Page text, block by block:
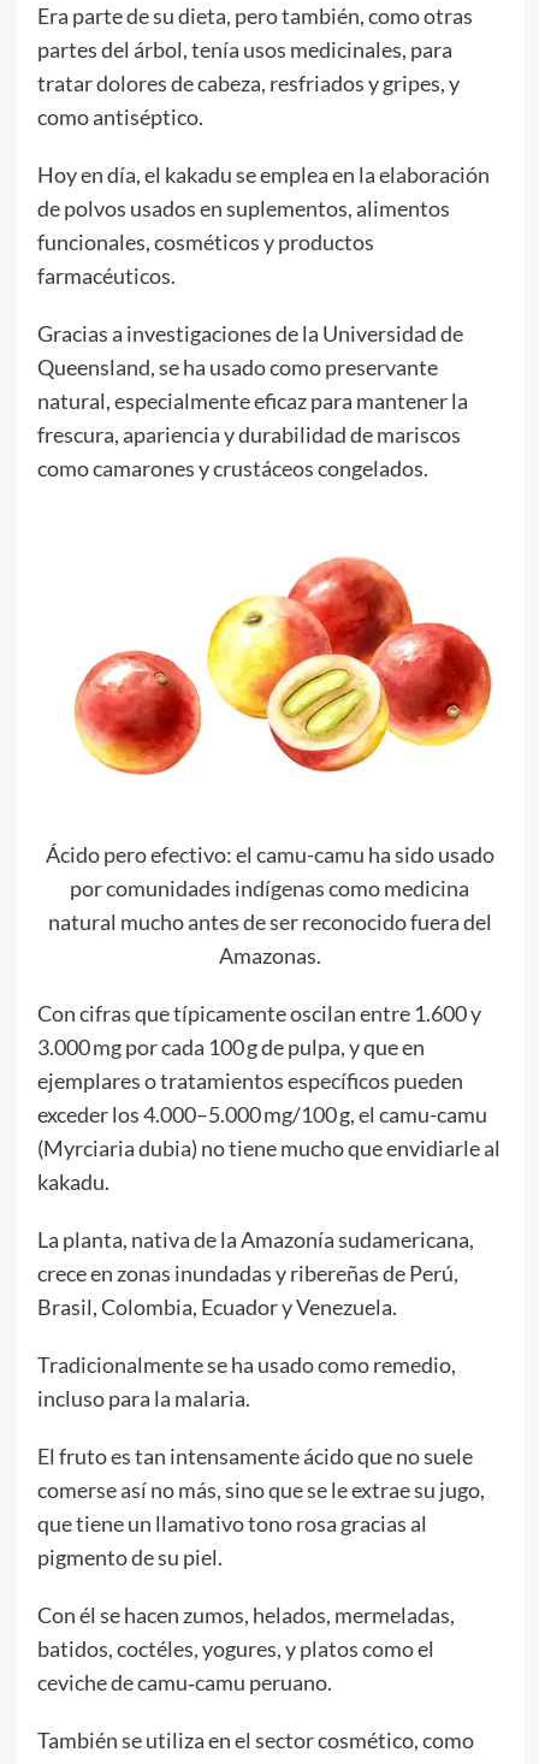
Era parte de su dieta, pero también, como otras
partes del árbol, tenía usos medicinales, para
tratar dolores de cabeza, resfriados y gripes, y
como antiséptico.
Hoy en día, el kakadu se emplea en la elaboración
de polvos usados en suplementos, alimentos
funcionales, cosméticos y productos
farmacéuticos.
Gracias a investigaciones de la Universidad de
Queensland, se ha usado como preservante
natural, especialmente eficaz para mantener la
frescura, apariencia y durabilidad de mariscos
como camarones y crustáceos congelados.
Ácido pero efectivo: el camu-camu ha sido usado
por comunidades indígenas como medicina
natural mucho antes de ser reconocido fuera del
Amazonas.
Con cifras que típicamente oscilan entre 1.600 y
3.000 mg por cada 100 g de pulpa, y que en
ejemplares o tratamientos específicos pueden
exceder los 4.000–5.000 mg/100 g, el camu-camu
(Myrciaria dubia) no tiene mucho que envidiarle al
kakadu.
La planta, nativa de la Amazonía sudamericana,
crece en zonas inundadas y ribereñas de Perú,
Brasil, Colombia, Ecuador y Venezuela.
Tradicionalmente se ha usado como remedio,
incluso para la malaria.
El fruto es tan intensamente ácido que no suele
comerse así no más, sino que se le extrae su jugo,
que tiene un llamativo tono rosa gracias al
pigmento de su piel.
Con él se hacen zumos, helados, mermeladas,
batidos, coctéles, yogures, y platos como el
ceviche de camu‑camu peruano.
También se utiliza en el sector cosmético, como